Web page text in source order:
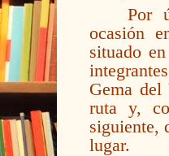
Por
ocasión
situado
Gema
ruta y,
siguiente,
lugar.